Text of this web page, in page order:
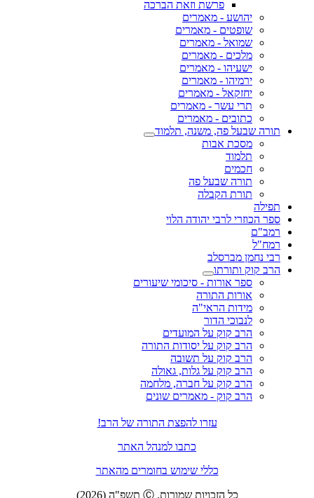
פרשת וזאת הברכה
יהושע - מאמרים
שופטים - מאמרים
שמואל - מאמרים
מלכים - מאמרים
ישעיהו - מאמרים
ירמיהו - מאמרים
יחזקאל - מאמרים
תרי עשר - מאמרים
כתובים - מאמרים
תורה שבעל פה, משנה, תלמוד
מסכת אבות
תלמוד
חכמים
תורה שבעל פה
תורת הקבלה
תפילה
ספר הכוזרי לרבי יהודה הלוי
רמב"ם
רמח"ל
רבי נחמן מברסלב
הרב קוק ותורתו
ספר אורות - סיכומי שיעורים
אורות התורה
מידות הראי"ה
לנבוכי הדור
הרב קוק על המועדים
הרב קוק על יסודות התורה
הרב קוק על תשובה
הרב קוק על גלות, גאולה
הרב קוק על חברה, מלחמה
הרב קוק - מאמרים שונים
עזרו להפצת התורה של הרב!
כתבו למנהל האתר
כללי שימוש בחומרים מהאתר
כל הזכויות שמורות. Ⓒ תשפ"ה (2026)